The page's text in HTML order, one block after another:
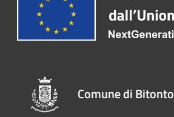
Comune di Bitonto